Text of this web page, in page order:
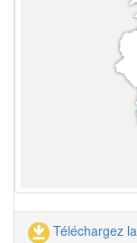
Téléchargez